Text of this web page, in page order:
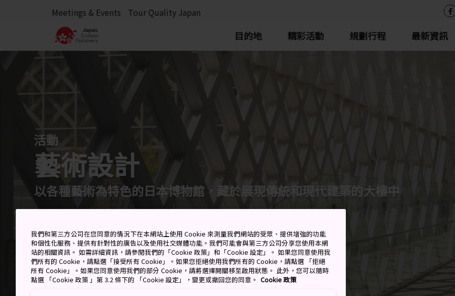
Meetings & Events Tour Quality Japan
目的地 精彩活動 規劃行程 最新資訊
活動
藝術設計
以各種藝術為特色的日本博物館，藏於展現傳統和現代建築的大樓中
我們和第三方公司在您同意的情況下在本網站上使用 Cookie 來測量我們網站的受眾、提供增強的功能
和個性化服務、提供有針對性的廣告以及使用社交媒體功能。我們可能會與第三方公司分享您使用本網
站的相關資訊。 如需詳細資訊，請參閱我們的「Cookie 政策」和「Cookie 設定」。 如果您同意使用我
們所有的 Cookie，請點選「接受所有 Cookie」。如果您拒絕使用我們所有的 Cookie，請點選 「拒絕
所有 Cookie」。如果您同意使用我們的部分 Cookie，請將選擇開關移至啟用狀態。 此外，您可以隨時
點選 「Cookie 政策 」第 3.2 條下的 「Cookie 設定」，變更或撤回您的同意。 Cookie 政策